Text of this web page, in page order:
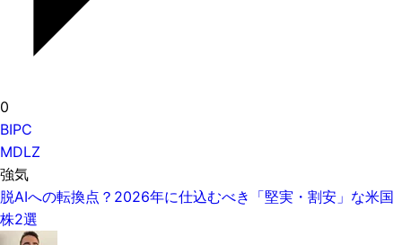
0
BIPC
MDLZ
強気
脱AIへの転換点？2026年に仕込むべき「堅実・割安」な米国
株2選